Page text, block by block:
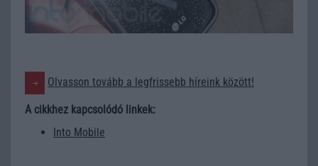
Olvasson tovább a legfrissebb híreink között!
A cikkhez kapcsolódó linkek:
Into Mobile